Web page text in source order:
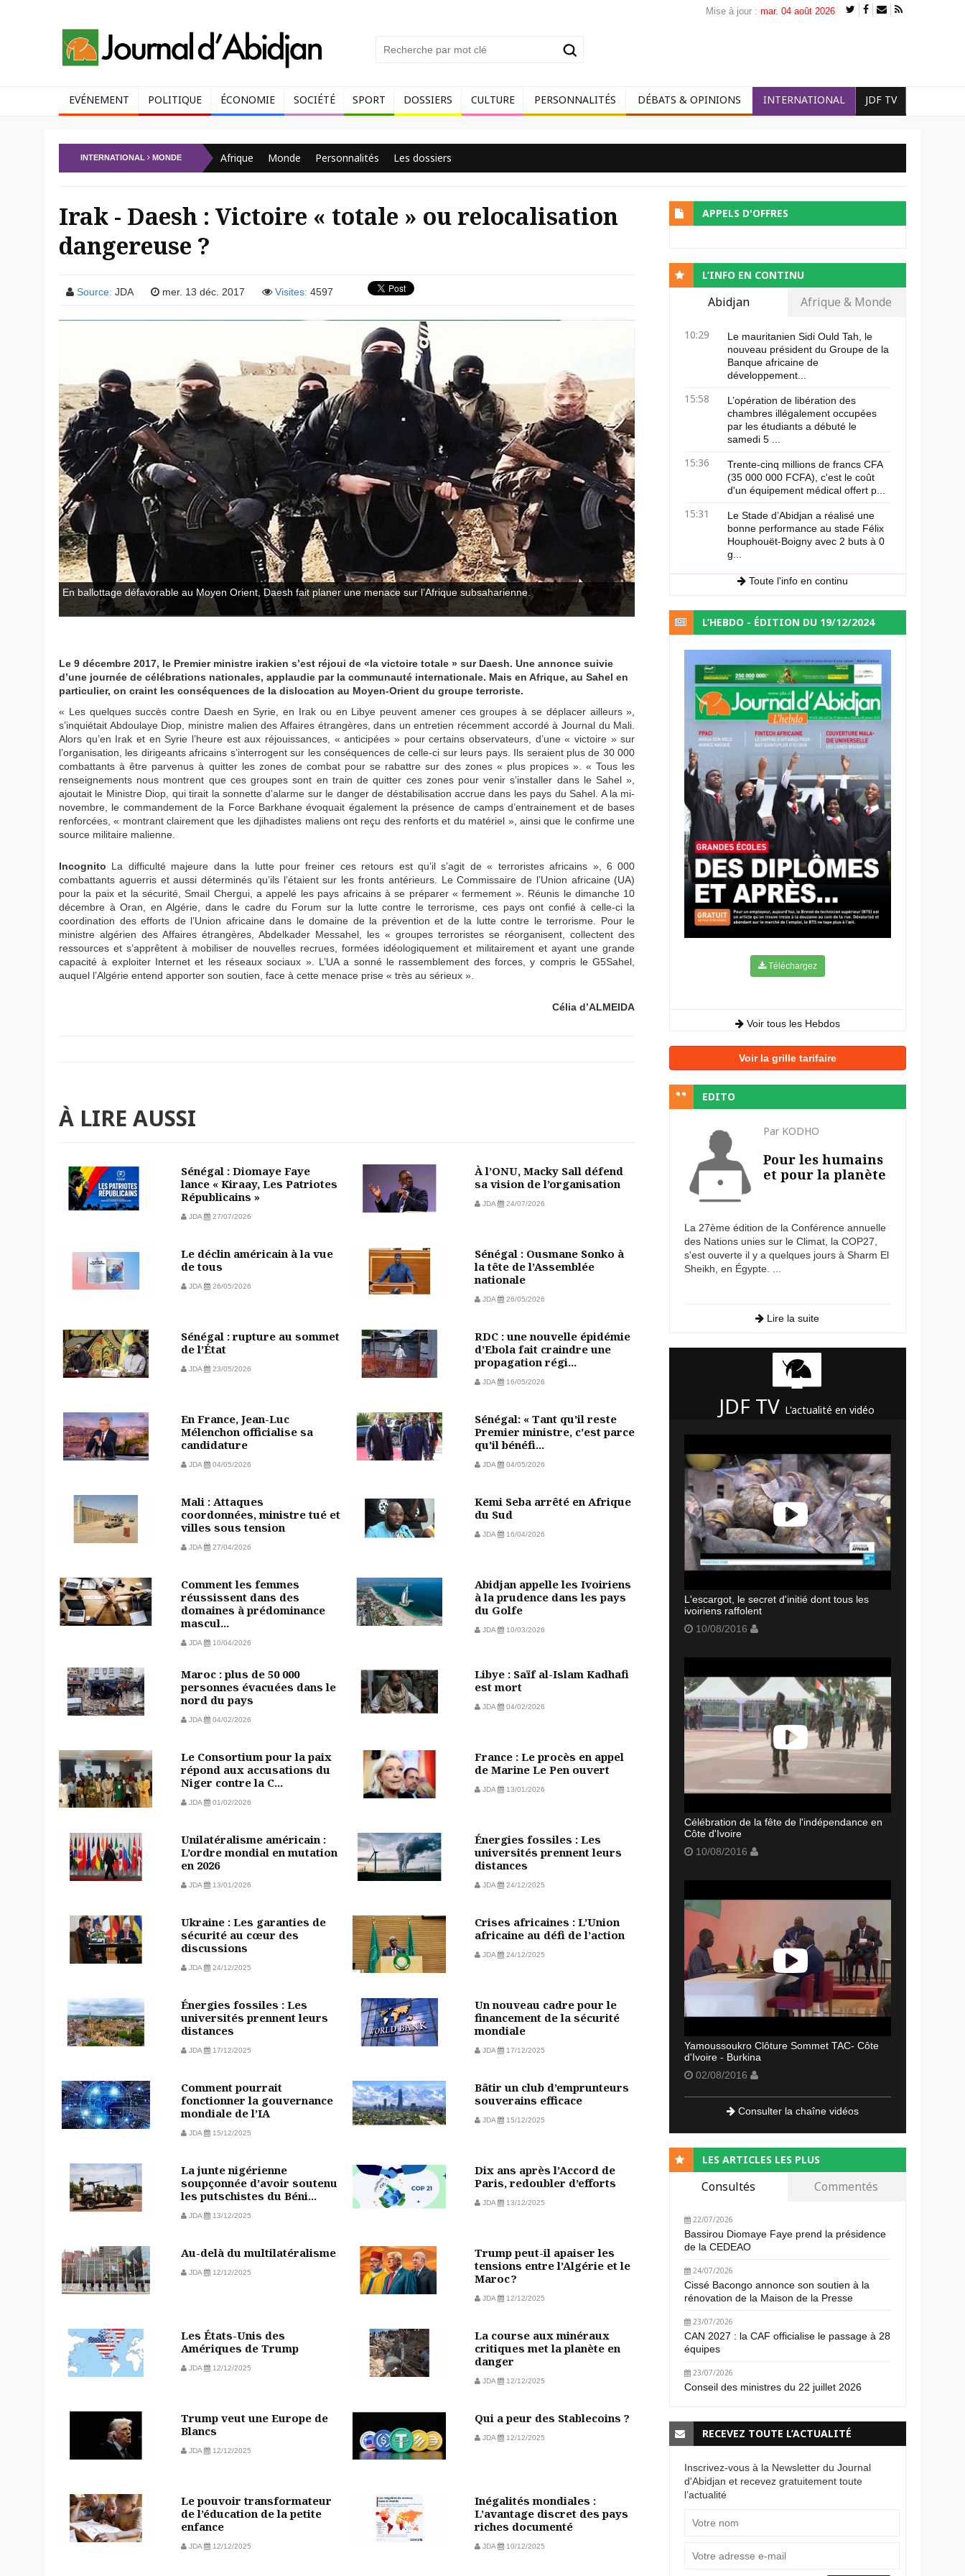
Mise à jour : mar. 04 août 2026
EVÉNEMENT POLITIQUE ÉCONOMIE SOCIÉTÉ SPORT DOSSIERS CULTURE PERSONNALITÉS DÉBATS & OPINIONS INTERNATIONAL JDF TV
INTERNATIONAL MONDE Afrique Monde Personnalités Les dossiers
Irak - Daesh : Victoire « totale » ou relocalisation
dangereuse ?
Source: JDA mer. 13 déc. 2017 Visites: 4597
En ballottage défavorable au Moyen Orient, Daesh fait planer une menace sur l’Afrique subsaharienne.
Le 9 décembre 2017, le Premier ministre irakien s’est réjoui de «la victoire totale » sur Daesh. Une annonce suivie
d’une journée de célébrations nationales, applaudie par la communauté internationale. Mais en Afrique, au Sahel en
particulier, on craint les conséquences de la dislocation au Moyen-Orient du groupe terroriste.
« Les quelques succès contre Daesh en Syrie, en Irak ou en Libye peuvent amener ces groupes à se déplacer ailleurs »,
s’inquiétait Abdoulaye Diop, ministre malien des Affaires étrangères, dans un entretien récemment accordé à Journal du Mali.
Alors qu’en Irak et en Syrie l’heure est aux réjouissances, « anticipées » pour certains observateurs, d’une « victoire » sur
l’organisation, les dirigeants africains s’interrogent sur les conséquences de celle-ci sur leurs pays. Ils seraient plus de 30 000
combattants à être parvenus à quitter les zones de combat pour se rabattre sur des zones « plus propices ». « Tous les
renseignements nous montrent que ces groupes sont en train de quitter ces zones pour venir s’installer dans le Sahel »,
ajoutait le Ministre Diop, qui tirait la sonnette d’alarme sur le danger de déstabilisation accrue dans les pays du Sahel. A la mi-
novembre, le commandement de la Force Barkhane évoquait également la présence de camps d’entrainement et de bases
renforcées, « montrant clairement que les djihadistes maliens ont reçu des renforts et du matériel », ainsi que le confirme une
source militaire malienne.
Incognito La difficulté majeure dans la lutte pour freiner ces retours est qu’il s’agit de « terroristes africains », 6 000
combattants aguerris et aussi déterminés qu’ils l’étaient sur les fronts antérieurs. Le Commissaire de l’Union africaine (UA)
pour la paix et la sécurité, Smail Chergui, a appelé les pays africains à se préparer « fermement ». Réunis le dimanche 10
décembre à Oran, en Algérie, dans le cadre du Forum sur la lutte contre le terrorisme, ces pays ont confié à celle-ci la
coordination des efforts de l’Union africaine dans le domaine de la prévention et de la lutte contre le terrorisme. Pour le
ministre algérien des Affaires étrangères, Abdelkader Messahel, les « groupes terroristes se réorganisent, collectent des
ressources et s’apprêtent à mobiliser de nouvelles recrues, formées idéologiquement et militairement et ayant une grande
capacité à exploiter Internet et les réseaux sociaux ». L’UA a sonné le rassemblement des forces, y compris le G5Sahel,
auquel l’Algérie entend apporter son soutien, face à cette menace prise « très au sérieux ».
Célia d’ALMEIDA
À LIRE AUSSI
Sénégal : Diomaye Faye
lance « Kiraay, Les Patriotes
Républicains »
JDA 27/07/2026
À l’ONU, Macky Sall défend
sa vision de l’organisation
JDA 24/07/2026
Le déclin américain à la vue
de tous
JDA 26/05/2026
Sénégal : Ousmane Sonko à
la tête de l’Assemblée
nationale
JDA 26/05/2026
Sénégal : rupture au sommet
de l’État
JDA 23/05/2026
RDC : une nouvelle épidémie
d’Ebola fait craindre une
propagation régi...
JDA 16/05/2026
En France, Jean-Luc
Mélenchon officialise sa
candidature
JDA 04/05/2026
Sénégal: « Tant qu'il reste
Premier ministre, c'est parce
qu'il bénéfi...
JDA 04/05/2026
Mali : Attaques
coordonnées, ministre tué et
villes sous tension
JDA 27/04/2026
Kemi Seba arrêté en Afrique
du Sud
JDA 16/04/2026
Comment les femmes
réussissent dans des
domaines à prédominance
mascul...
JDA 10/04/2026
Abidjan appelle les Ivoiriens
à la prudence dans les pays
du Golfe
JDA 10/03/2026
Maroc : plus de 50 000
personnes évacuées dans le
nord du pays
JDA 04/02/2026
Libye : Saïf al-Islam Kadhafi
est mort
JDA 04/02/2026
Le Consortium pour la paix
répond aux accusations du
Niger contre la C...
JDA 01/02/2026
France : Le procès en appel
de Marine Le Pen ouvert
JDA 13/01/2026
Unilatéralisme américain :
L’ordre mondial en mutation
en 2026
JDA 13/01/2026
Énergies fossiles : Les
universités prennent leurs
distances
JDA 24/12/2025
Ukraine : Les garanties de
sécurité au cœur des
discussions
JDA 24/12/2025
Crises africaines : L’Union
africaine au défi de l’action
JDA 24/12/2025
Énergies fossiles : Les
universités prennent leurs
distances
JDA 17/12/2025
Un nouveau cadre pour le
financement de la sécurité
mondiale
JDA 17/12/2025
Comment pourrait
fonctionner la gouvernance
mondiale de l’IA
JDA 15/12/2025
Bâtir un club d’emprunteurs
souverains efficace
JDA 15/12/2025
La junte nigérienne
soupçonnée d’avoir soutenu
les putschistes du Béni...
JDA 13/12/2025
Dix ans après l’Accord de
Paris, redoubler d’efforts
JDA 13/12/2025
Au-delà du multilatéralisme
JDA 12/12/2025
Trump peut-il apaiser les
tensions entre l’Algérie et le
Maroc ?
JDA 12/12/2025
Les États-Unis des
Amériques de Trump
JDA 12/12/2025
La course aux minéraux
critiques met la planète en
danger
JDA 12/12/2025
Trump veut une Europe de
Blancs
JDA 12/12/2025
Qui a peur des Stablecoins ?
JDA 12/12/2025
Le pouvoir transformateur
de l’éducation de la petite
enfance
JDA 12/12/2025
Inégalités mondiales :
L’avantage discret des pays
riches documenté
JDA 10/12/2025
APPELS D'OFFRES
L’INFO EN CONTINU
Abidjan Afrique & Monde
10:29
Le mauritanien Sidi Ould Tah, le
nouveau président du Groupe de la
Banque africaine de
développement...
15:58
L’opération de libération des
chambres illégalement occupées
par les étudiants a débuté le
samedi 5 ...
15:36
Trente-cinq millions de francs CFA
(35 000 000 FCFA), c'est le coût
d'un équipement médical offert p...
15:31
Le Stade d’Abidjan a réalisé une
bonne performance au stade Félix
Houphouët-Boigny avec 2 buts à 0
g...
Toute l'info en continu
L’HEBDO - ÉDITION DU 19/12/2024
Téléchargez
Voir tous les Hebdos
Voir la grille tarifaire
EDITO
Par KODHO
Pour les humains
et pour la planète
La 27ème édition de la Conférence annuelle
des Nations unies sur le Climat, la COP27,
s'est ouverte il y a quelques jours à Sharm El
Sheikh, en Égypte. ...
Lire la suite
JDF TV L'actualité en vidéo
L'escargot, le secret d'initié dont tous les
ivoiriens raffolent
10/08/2016
Célébration de la fête de l'indépendance en
Côte d'Ivoire
10/08/2016
Yamoussoukro Clôture Sommet TAC- Côte
d'Ivoire - Burkina
02/08/2016
Consulter la chaîne vidéos
LES ARTICLES LES PLUS
Consultés Commentés
22/07/2026
Bassirou Diomaye Faye prend la présidence
de la CEDEAO
24/07/2026
Cissé Bacongo annonce son soutien à la
rénovation de la Maison de la Presse
23/07/2026
CAN 2027 : la CAF officialise le passage à 28
équipes
23/07/2026
Conseil des ministres du 22 juillet 2026
RECEVEZ TOUTE L’ACTUALITÉ
Inscrivez-vous à la Newsletter du Journal
d'Abidjan et recevez gratuitement toute
l’actualité